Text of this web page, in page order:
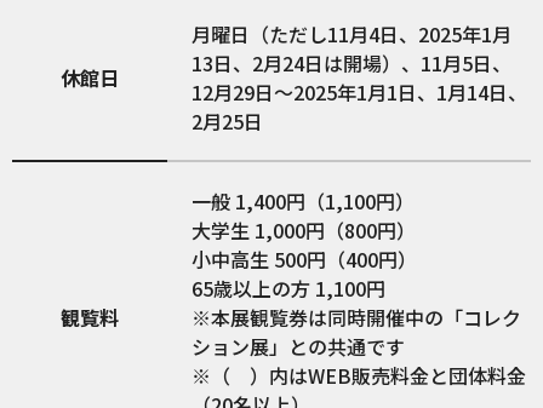
休館日
月曜日（ただし11月4日、2025年1月
13日、2月24日は開場）、11月5日、
12月29日～2025年1月1日、1月14日、
2月25日
観覧料
一般 1,400円（1,100円）
大学生 1,000円（800円）
小中高生 500円（400円）
65歳以上の方 1,100円
※本展観覧券は同時開催中の「コレク
ション展」との共通です
※（ ）内はWEB販売料金と団体料金